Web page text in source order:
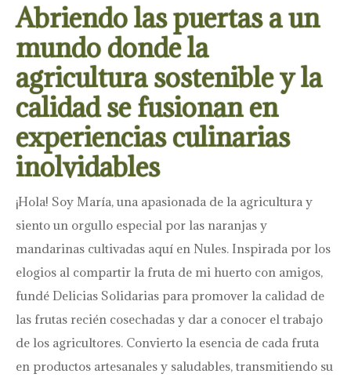
Abriendo las puertas a un
mundo donde la
agricultura sostenible y la
calidad se fusionan en
experiencias culinarias
inolvidables
¡Hola! Soy María, una apasionada de la agricultura y
siento un orgullo especial por las naranjas y
mandarinas cultivadas aquí en Nules. Inspirada por los
elogios al compartir la fruta de mi huerto con amigos,
fundé Delicias Solidarias para promover la calidad de
las frutas recién cosechadas y dar a conocer el trabajo
de los agricultores. Convierto la esencia de cada fruta
en productos artesanales y saludables, transmitiendo su